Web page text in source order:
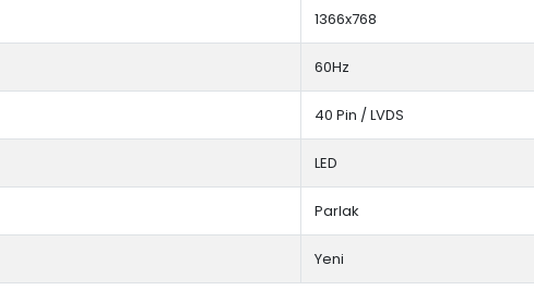
1366x768
60Hz
40 Pin / LVDS
LED
Parlak
Yeni